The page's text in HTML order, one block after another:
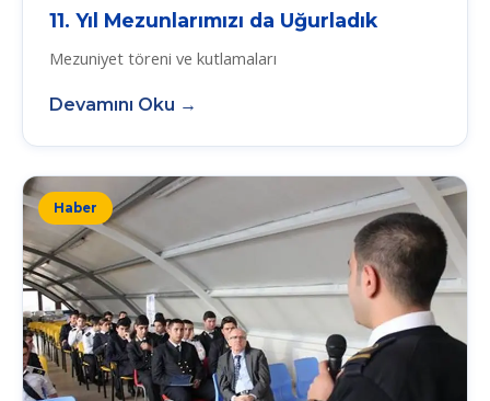
11. Yıl Mezunlarımızı da Uğurladık
Mezuniyet töreni ve kutlamaları
Devamını Oku →
Haber